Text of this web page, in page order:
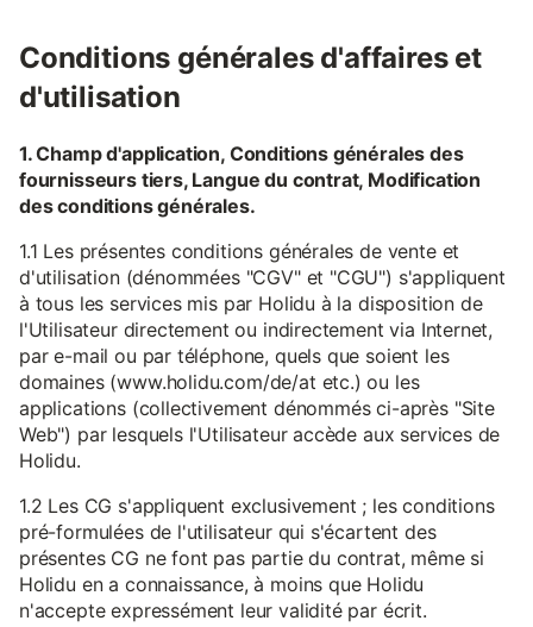
Conditions générales d'affaires et
d'utilisation
1. Champ d'application, Conditions générales des
fournisseurs tiers, Langue du contrat, Modification
des conditions générales.
1.1 Les présentes conditions générales de vente et
d'utilisation (dénommées "CGV" et "CGU") s'appliquent
à tous les services mis par Holidu à la disposition de
l'Utilisateur directement ou indirectement via Internet,
par e-mail ou par téléphone, quels que soient les
domaines (www.holidu.com/de/at etc.) ou les
applications (collectivement dénommés ci-après "Site
Web") par lesquels l'Utilisateur accède aux services de
Holidu.
1.2 Les CG s'appliquent exclusivement ; les conditions
pré-formulées de l'utilisateur qui s'écartent des
présentes CG ne font pas partie du contrat, même si
Holidu en a connaissance, à moins que Holidu
n'accepte expressément leur validité par écrit.